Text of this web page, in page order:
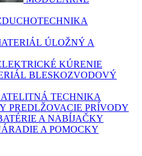
ÚLOŽNÝ A
KÚRENIE
BLESKOZVODOVÝ
TECHNIKA
PREDLŽOVACIE PRÍVODY
A NABÍJAČKY
A POMOCKY